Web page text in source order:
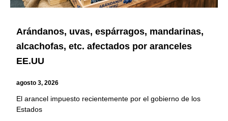
Arándanos, uvas, espárragos, mandarinas,
alcachofas, etc. afectados por aranceles
EE.UU
agosto 3, 2026
El arancel impuesto recientemente por el gobierno de los
Estados